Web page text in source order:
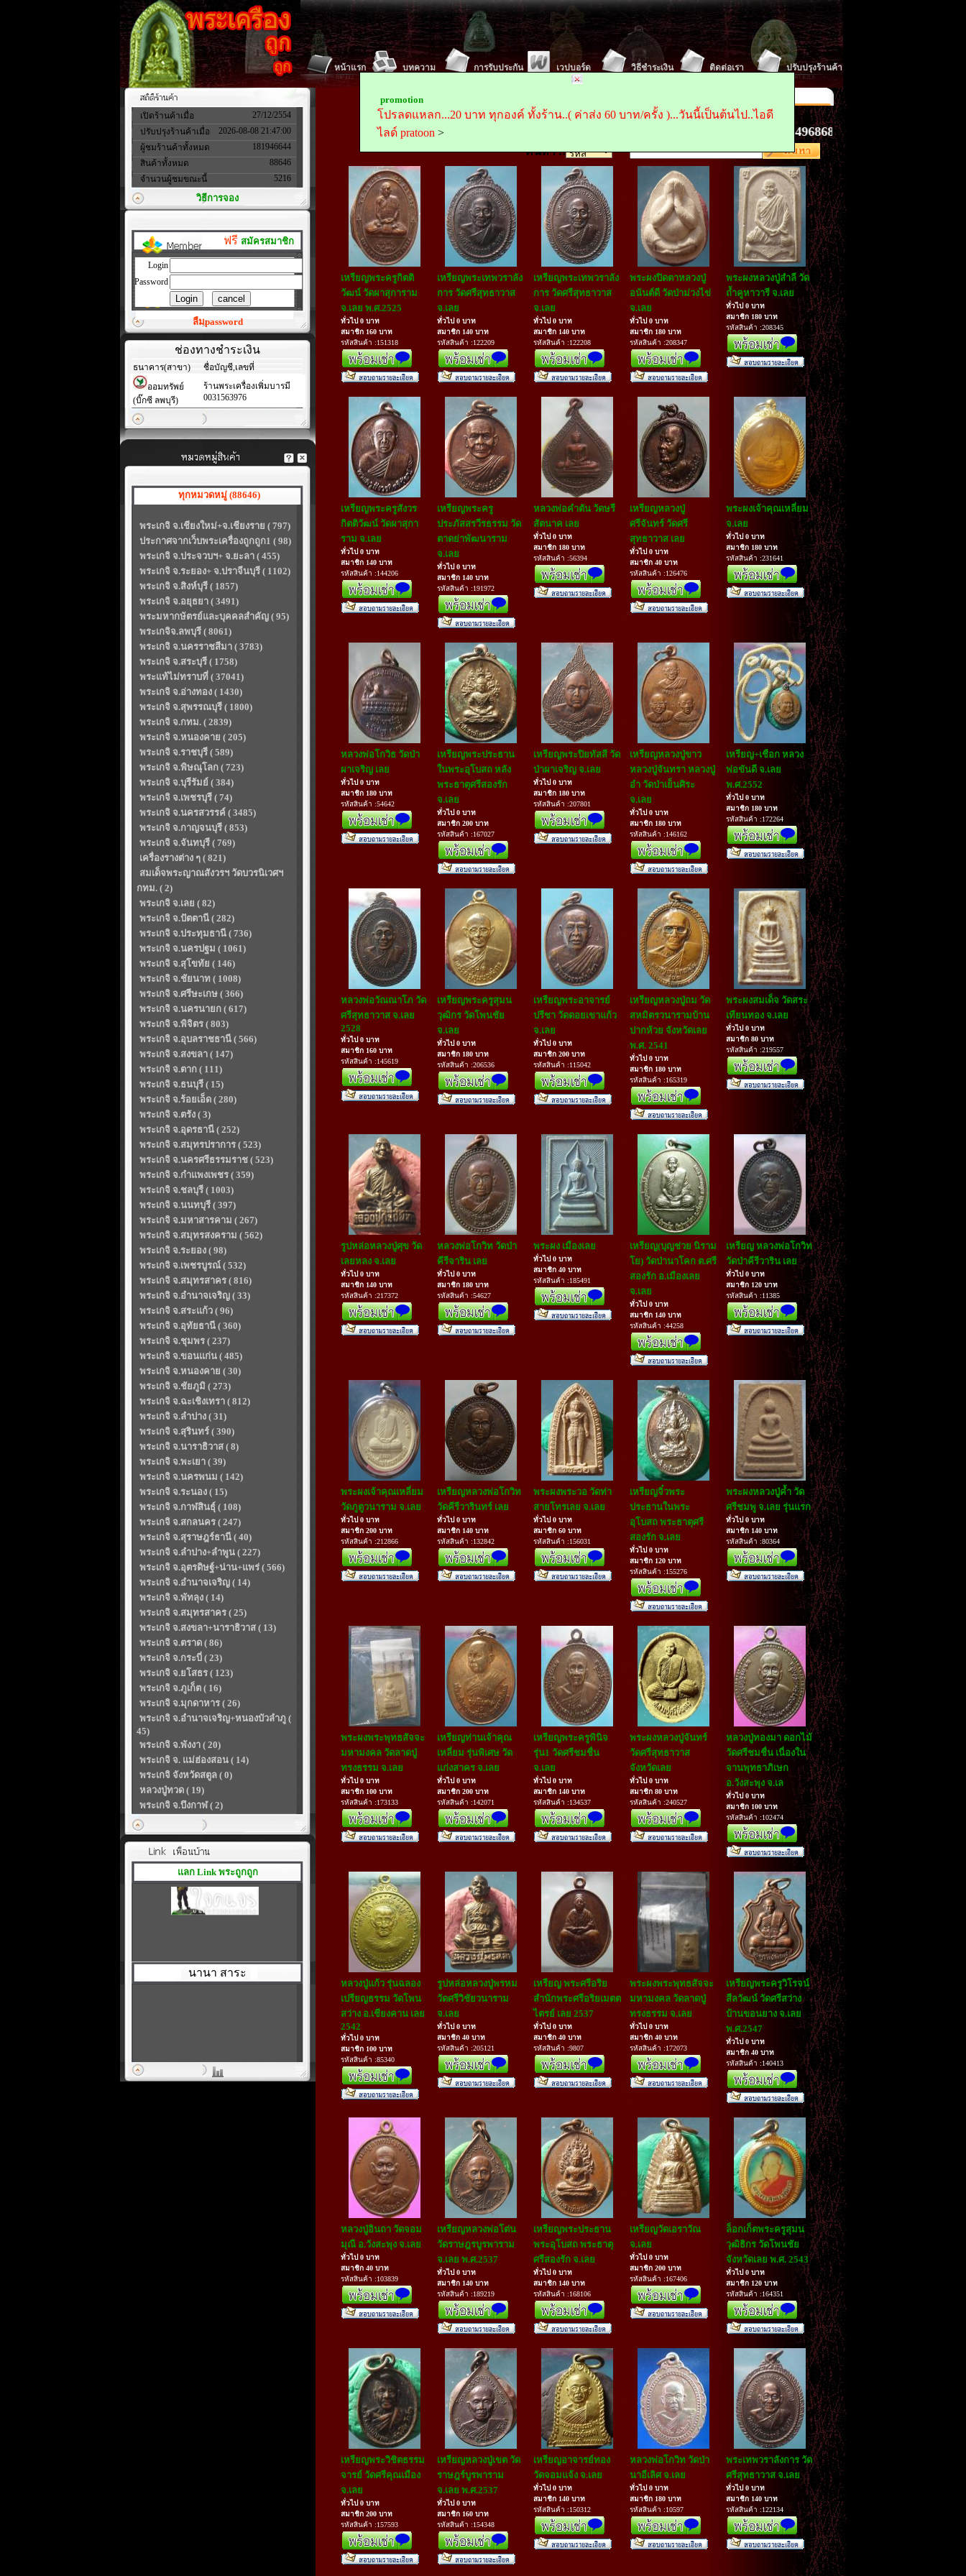
promotion
โปรลดแหลก...20 บาท ทุกองค์ ทั้งร้าน..( ค่าส่ง 60 บาท/ครั้ง )...วันนี้เป็นต้นไป..ไอดี
ไลด์ pratoon >
หน้าแรก บทความ การรับประกัน เวปบอร์ด วิธีชำระเงิน ติดต่อเรา ปรับปรุงร้านค้า
เปิดร้านค้าเมื่อ
27/12/2554
ปรับปรุงร้านค้าเมื่อ
2026-08-08 21:47:00
ผู้ชมร้านค้าทั้งหมด
181946644
สินค้าทั้งหมด
88646
จำนวนผู้ชมขณะนี้
5216
วิธีการจอง
ฟรี สมัครสมาชิก
Login
Password
ลืมpassword
ช่องทางชำระเงิน
ธนาคาร(สาขา)
ชื่อบัญชี,เลขที่
ออมทรัพย์
(บิ๊กซี ลพบุรี)
ร้านพระเครื่องเพิ่มบารมี
0031563976
ทุกหมวดหมู่ (88646)
พระเกจิ จ.เชียงใหม่+จ.เชียงราย ( 797)
ประกาศจากเว็บพระเครื่องถูกถูก1 ( 98)
พระเกจิ จ.ประจวบฯ+ จ.ยะลา ( 455)
พระเกจิ จ.ระยอง+ จ.ปราจีนบุรี ( 1102)
พระเกจิ จ.สิงห์บุรี ( 1857)
พระเกจิ จ.อยุธยา ( 3491)
พระมหากษัตรย์และบุคคลสำคัญ ( 95)
พระเกจิจ.ลพบุรี ( 8061)
พระเกจิ จ.นครราชสีมา ( 3783)
พระเกจิ จ.สระบุรี ( 1758)
พระแท้ไม่ทราบที่ ( 37041)
พระเกจิ จ.อ่างทอง ( 1430)
พระเกจิ จ.สุพรรณบุรี ( 1800)
พระเกจิ จ.กทม. ( 2839)
พระเกจิ จ.หนองคาย ( 205)
พระเกจิ จ.ราชบุรี ( 589)
พระเกจิ จ.พิษณุโลก ( 723)
พระเกจิ จ.บุรีรัมย์ ( 384)
พระเกจิ จ.เพชรบุรี ( 74)
พระเกจิ จ.นครสวรรค์ ( 3485)
พระเกจิ จ.กาญจนบุรี ( 853)
พระเกจิ จ.จันทบุรี ( 769)
เครื่องรางต่าง ๆ ( 821)
สมเด็จพระญาณสังวรฯ วัดบวรนิเวศฯ
กทม. ( 2)
พระเกจิ จ.เลย ( 82)
พระเกจิ จ.ปัตตานี ( 282)
พระเกจิ จ.ประทุมธานี ( 736)
พระเกจิ จ.นครปฐม ( 1061)
พระเกจิ จ.สุโขทัย ( 146)
พระเกจิ จ.ชัยนาท ( 1008)
พระเกจิ จ.ศรีษะเกษ ( 366)
พระเกจิ จ.นครนายก ( 617)
พระเกจิ จ.พิจิตร ( 803)
พระเกจิ จ.อุบลราชธานี ( 566)
พระเกจิ จ.สงขลา ( 147)
พระเกจิ จ.ตาก ( 111)
พระเกจิ จ.ธนบุรี ( 15)
พระเกจิ จ.ร้อยเอ็ด ( 280)
พระเกจิ จ.ตรัง ( 3)
พระเกจิ จ.อุดรธานี ( 252)
พระเกจิ จ.สมุทรปราการ ( 523)
พระเกจิ จ.นครศรีธรรมราช ( 523)
พระเกจิ จ.กำแพงเพชร ( 359)
พระเกจิ จ.ชลบุรี ( 1003)
พระเกจิ จ.นนทบุรี ( 397)
พระเกจิ จ.มหาสารคาม ( 267)
พระเกจิ จ.สมุทรสงคราม ( 562)
พระเกจิ จ.ระยอง ( 98)
พระเกจิ จ.เพชรบูรณ์ ( 532)
พระเกจิ จ.สมุทรสาคร ( 816)
พระเกจิ จ.อำนาจเจริญ ( 33)
พระเกจิ จ.สระแก้ว ( 96)
พระเกจิ จ.อุทัยธานี ( 360)
พระเกจิ จ.ชุมพร ( 237)
พระเกจิ จ.ขอนแก่น ( 485)
พระเกจิ จ.หนองคาย ( 30)
พระเกจิ จ.ชัยภูมิ ( 273)
พระเกจิ จ.ฉะเชิงเทรา ( 812)
พระเกจิ จ.ลำปาง ( 31)
พระเกจิ จ.สุรินทร์ ( 390)
พระเกจิ จ.นาราธิวาส ( 8)
พระเกจิ จ.พะเยา ( 39)
พระเกจิ จ.นครพนม ( 142)
พระเกจิ จ.ระนอง ( 15)
พระเกจิ จ.กาฬสินธุ์ ( 108)
พระเกจิ จ.สกลนคร ( 247)
พระเกจิ จ.สุราษฎร์ธานี ( 40)
พระเกจิ จ.ลำปาง+ลำพูน ( 227)
พระเกจิ จ.อุตรดิษฐ์+น่าน+แพร่ ( 566)
พระเกจิ จ.อำนาจเจริญ ( 14)
พระเกจิ จ.พัทลุง ( 14)
พระเกจิ จ.สมุทรสาคร ( 25)
พระเกจิ จ.สงขลา+นาราธิวาส ( 13)
พระเกจิ จ.ตราด ( 86)
พระเกจิ จ.กระบี่ ( 23)
พระเกจิ จ.ยโสธร ( 123)
พระเกจิ จ.ภูเก็ต ( 16)
พระเกจิ จ.มุกดาหาร ( 26)
พระเกจิ จ.อำนาจเจริญ+หนองบัวลำภู (
45)
พระเกจิ จ.พังงา ( 20)
พระเกจิ จ. แม่ฮ่องสอน ( 14)
พระเกจิ จังหวัดสตูล ( 0)
หลวงปู่ทวด ( 19)
พระเกจิ จ.บึงกาฬ ( 2)
แลก Link พระถูกถูก
นานา สาระ
ตั้งค่า พระถูกถูกดอทคอม(www.prathookthook.com)เป็นหน้าแรก ในการเข้าเยี่ยมชม
สนใจ ติดต่อ...0845496868 ( คุณเจี๊ยบ. )..idไลด์
ค้นหา ::
เหรียญพระครูกิตติ
วัฒน์ วัดผาสุการาม
จ.เลย พ.ศ.2525
ทั่วไป 0 บาท
สมาชิก 160 บาท
รหัสสินค้า :151318
เหรียญพระเทพวราลัง
การ วัดศรีสุทธาวาส
จ.เลย
ทั่วไป 0 บาท
สมาชิก 140 บาท
รหัสสินค้า :122209
เหรียญพระเทพวราลัง
การ วัดศรีสุทธาวาส
จ.เลย
ทั่วไป 0 บาท
สมาชิก 140 บาท
รหัสสินค้า :122208
พระผงปิดตาหลวงปู่
อนันต์ดี วัดป่าม่วงไข่
จ.เลย
ทั่วไป 0 บาท
สมาชิก 180 บาท
รหัสสินค้า :208347
พระผงหลวงปู่สำลี วัด
ถ้ำคูหาวารี จ.เลย
ทั่วไป 0 บาท
สมาชิก 180 บาท
รหัสสินค้า :208345
เหรียญพระครูสังวร
กิตติวัฒน์ วัดผาสุกา
ราม จ.เลย
ทั่วไป 0 บาท
สมาชิก 140 บาท
รหัสสินค้า :144206
เหรียญพระครู
ประภัสสรวีรธรรม วัด
ตาดย่าพัฒนาราม
จ.เลย
ทั่วไป 0 บาท
สมาชิก 140 บาท
รหัสสินค้า :191972
หลวงพ่อคำตัน วัดษรี
สัตนาค เลย
ทั่วไป 0 บาท
สมาชิก 180 บาท
รหัสสินค้า :56394
เหรียญหลวงปู่
ศรีจันทร์ วัดศรี
สุทธาวาส เลย
ทั่วไป 0 บาท
สมาชิก 40 บาท
รหัสสินค้า :126476
พระผงเจ้าคุณเหลี่ยม
จ.เลย
ทั่วไป 0 บาท
สมาชิก 180 บาท
รหัสสินค้า :231641
หลวงพ่อโกวิธ วัดป่า
ผาเจริญ เลย
ทั่วไป 0 บาท
สมาชิก 180 บาท
รหัสสินค้า :54642
เหรียญพระประธาน
ในพระอุโบสถ หลัง
พระธาตุศรีสองรัก
จ.เลย
ทั่วไป 0 บาท
สมาชิก 200 บาท
รหัสสินค้า :167027
เหรียญพระปิยทัสสี วัด
ป่าผาเจริญ จ.เลย
ทั่วไป 0 บาท
สมาชิก 180 บาท
รหัสสินค้า :207801
เหรียญหลวงปู่ขาว
หลวงปู่จันทรา หลวงปู่
อำ วัดป่าเย็นศิระ
จ.เลย
ทั่วไป 0 บาท
สมาชิก 180 บาท
รหัสสินค้า :146162
เหรียญ+เชือก หลวง
พ่อขันดี จ.เลย
พ.ศ.2552
ทั่วไป 0 บาท
สมาชิก 180 บาท
รหัสสินค้า :172264
หลวงพ่อวัณณาโภ วัด
ศรีสุทธาวาส จ.เลย
2528
ทั่วไป 0 บาท
สมาชิก 160 บาท
รหัสสินค้า :145619
เหรียญพระครูสุมน
วุฒิกร วัดโพนชัย
จ.เลย
ทั่วไป 0 บาท
สมาชิก 180 บาท
รหัสสินค้า :206536
เหรียญพระอาจารย์
ปรีชา วัดดอยเขาแก้ว
จ.เลย
ทั่วไป 0 บาท
สมาชิก 200 บาท
รหัสสินค้า :115042
เหรียญหลวงปู่ถม วัด
สหมิตรวนารามบ้าน
ปากห้วย จังหวัดเลย
พ.ศ. 2541
ทั่วไป 0 บาท
สมาชิก 180 บาท
รหัสสินค้า :165319
พระผงสมเด็จ วัดสระ
เทียนทอง จ.เลย
ทั่วไป 0 บาท
สมาชิก 80 บาท
รหัสสินค้า :219557
รูปหล่อหลวงปู่ศุข วัด
เลยหลง จ.เลย
ทั่วไป 0 บาท
สมาชิก 140 บาท
รหัสสินค้า :217372
หลวงพ่อโกวิท วัดป่า
คีรีจาริน เลย
ทั่วไป 0 บาท
สมาชิก 180 บาท
รหัสสินค้า :54627
พระผง เมืองเลย
ทั่วไป 0 บาท
สมาชิก 40 บาท
รหัสสินค้า :185491
เหรียญ(บุญช่วย นิราม
โย) วัดป่านาโคก ต.ศรี
สองรัก อ.เมืองเลย
จ.เลย
ทั่วไป 0 บาท
สมาชิก 140 บาท
รหัสสินค้า :44258
เหรียญ หลวงพ่อโกวิท
วัดป่าคีรีวาริน เลย
ทั่วไป 0 บาท
สมาชิก 120 บาท
รหัสสินค้า :11385
พระผงเจ้าคุณเหลี่ยม
วัดภูตูวนาราม จ.เลย
ทั่วไป 0 บาท
สมาชิก 200 บาท
รหัสสินค้า :212866
เหรียญหลวงพ่อโกวิท
วัดคีรีวารินทร์ เลย
ทั่วไป 0 บาท
สมาชิก 140 บาท
รหัสสินค้า :132842
พระผงพระวอ วัดท่า
สายโทรเลย จ.เลย
ทั่วไป 0 บาท
สมาชิก 60 บาท
รหัสสินค้า :156031
เหรียญจิ๋วพระ
ประธานในพระ
อุโบสถ พระธาตุศรี
สองรัก จ.เลย
ทั่วไป 0 บาท
สมาชิก 120 บาท
รหัสสินค้า :155276
พระผงหลวงปู่ค้ำ วัด
ศรีชมพู จ.เลย รุ่นแรก
ทั่วไป 0 บาท
สมาชิก 140 บาท
รหัสสินค้า :80364
พระผงพระพุทธสัจจะ
มหามงคล วัดลาดปู่
ทรงธรรม จ.เลย
ทั่วไป 0 บาท
สมาชิก 100 บาท
รหัสสินค้า :173133
เหรียญท่านเจ้าคุณ
เหลี่ยม รุ่นพิเศษ วัด
แก่งสาคร จ.เลย
ทั่วไป 0 บาท
สมาชิก 200 บาท
รหัสสินค้า :142071
เหรียญพระครูพินิจ
รุ่น1 วัดศรีชมชื่น
จ.เลย
ทั่วไป 0 บาท
สมาชิก 140 บาท
รหัสสินค้า :134537
พระผงหลวงปู่จันทร์
วัดศรีสุทธาวาส
จังหวัดเลย
ทั่วไป 0 บาท
สมาชิก 80 บาท
รหัสสินค้า :240527
หลวงปู่ทองมา ดอกไม้
วัดศรีชมชื่น เนื่องใน
จานพุทธาภิเษก
อ.วังสะพุง จ.เล
ทั่วไป 0 บาท
สมาชิก 100 บาท
รหัสสินค้า :102474
หลวงปู่แก้ว รุ่นฉลอง
เปรียญธรรม วัดโพน
สว่าง อ.เชียงคาน เลย
2542
ทั่วไป 0 บาท
สมาชิก 100 บาท
รหัสสินค้า :85340
รูปหล่อหลวงปู่พรหม
วัดศรีวิชัยวนาราม
จ.เลย
ทั่วไป 0 บาท
สมาชิก 40 บาท
รหัสสินค้า :205121
เหรียญ พระศรีอริย
สำนักพระศรีอริยเมตต
ไตรย์ เลย 2537
ทั่วไป 0 บาท
สมาชิก 40 บาท
รหัสสินค้า :9807
พระผงพระพุทธสัจจะ
มหามงคล วัดลาดปู่
ทรงธรรม จ.เลย
ทั่วไป 0 บาท
สมาชิก 40 บาท
รหัสสินค้า :172073
เหรียญพระครูวิโรจน์
สีลวัฒน์ วัดศรีสว่าง
บ้านขอนยาง จ.เลย
พ.ศ.2547
ทั่วไป 0 บาท
สมาชิก 40 บาท
รหัสสินค้า :140413
หลวงปู่อินถา วัดจอม
มุณี อ.วังสะพุง จ.เลย
ทั่วไป 0 บาท
สมาชิก 40 บาท
รหัสสินค้า :103839
เหรียญหลวงพ่อโต่น
วัดราษฎรบูรพาราม
จ.เลย พ.ศ.2537
ทั่วไป 0 บาท
สมาชิก 140 บาท
รหัสสินค้า :189219
เหรียญพระประธาน
พระอุโบสถ พระธาตุ
ศรีสองรัก จ.เลย
ทั่วไป 0 บาท
สมาชิก 140 บาท
รหัสสินค้า :168106
เหรียญวัดเอราวัณ
จ.เลย
ทั่วไป 0 บาท
สมาชิก 200 บาท
รหัสสินค้า :167406
ล็อกเก็ตพระครูสุมน
วุฒิธิกร วัดโพนชัย
จังหวัดเลย พ.ศ. 2543
ทั่วไป 0 บาท
สมาชิก 120 บาท
รหัสสินค้า :164351
เหรียญพระวิชิตธรรม
จารย์ วัดศรีคุณเมือง
จ.เลย
ทั่วไป 0 บาท
สมาชิก 200 บาท
รหัสสินค้า :157593
เหรียญหลวงปู่เขต วัด
ราษฎร์บูรพาราม
จ.เลย พ.ศ.2537
ทั่วไป 0 บาท
สมาชิก 160 บาท
รหัสสินค้า :154348
เหรียญอาจารย์ทอง
วัดจอมแจ้ง จ.เลย
ทั่วไป 0 บาท
สมาชิก 140 บาท
รหัสสินค้า :150312
หลวงพ่อโกวิท วัดป่า
นาอีเลิศ จ.เลย
ทั่วไป 0 บาท
สมาชิก 180 บาท
รหัสสินค้า :10597
พระเทพวราลังการ วัด
ศรีสุทธาวาส จ.เลย
ทั่วไป 0 บาท
สมาชิก 140 บาท
รหัสสินค้า :122134